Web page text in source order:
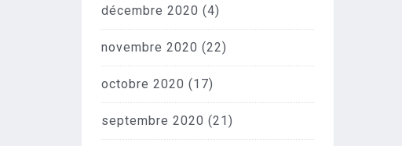
décembre 2020 (4)
novembre 2020 (22)
octobre 2020 (17)
septembre 2020 (21)